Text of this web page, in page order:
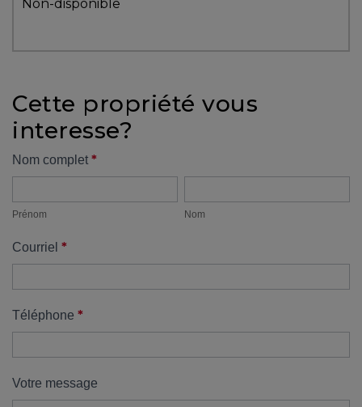
protégé!
outils
pour
financement
propriétaire
UNE
DÉCISION
!
de
démarrage
:
Non-disponible
Cette propriété vous
interesse?
Formulaire
Nom complet *
Prénom Nom
Courriel *
Téléphone *
Votre message